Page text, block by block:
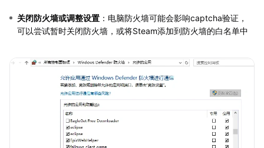
关闭防火墙或调整设置 ：电脑防火墙可能会影响captcha验证，
可以尝试暂时关闭防火墙，或将Steam添加到防火墙的白名单中